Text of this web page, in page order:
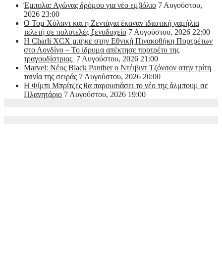
Έμπολα: Αγώνας δρόμου για νέο εμβόλιο 7 Αυγούστου,
2026 23:00
O Τομ Χόλαντ και η Ζεντάγια έκαναν ιδιωτική γαμήλια
τελετή σε πολυτελές ξενοδοχείο 7 Αυγούστου, 2026 22:00
Η Charli XCX μπήκε στην Εθνική Πινακοθήκη Πορτρέτων
στο Λονδίνο – Το ίδρυμα απέκτησε πορτρέτο της
τραγουδίστριας 7 Αυγούστου, 2026 21:00
Marvel: Νέος Black Panther ο Ντέιβιντ Τζόνσον στην τρίτη
ταινία της σειράς 7 Αυγούστου, 2026 20:00
Η Φίμπι Μπρίτζες θα παρουσιάσει το νέο της άλμπουμ σε
Πλανητάριο 7 Αυγούστου, 2026 19:00